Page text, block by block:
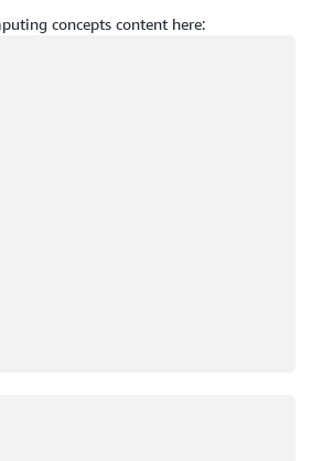
concepts content here: